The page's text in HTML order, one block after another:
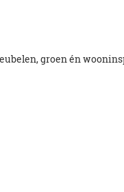
groen én